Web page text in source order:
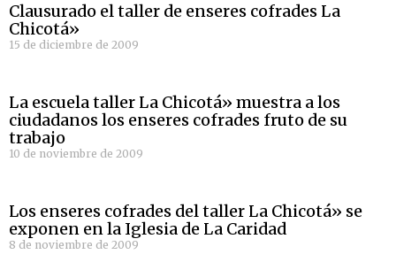
Clausurado el taller de enseres cofrades La
Chicotá»
15 de diciembre de 2009
La escuela taller La Chicotá» muestra a los
ciudadanos los enseres cofrades fruto de su
trabajo
10 de noviembre de 2009
Los enseres cofrades del taller La Chicotá» se
exponen en la Iglesia de La Caridad
8 de noviembre de 2009